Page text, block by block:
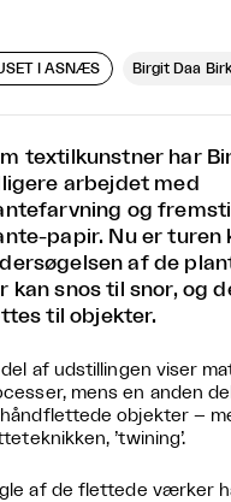
I ASNÆS Birgit Daa
textilkunstner har
arbejdet med
og
papir. Nu er turen
af de
kan snos til snor, og
til objekter.
del af udstillingen viser
mens en anden
håndflettede objekter –
’twining’.
af de flettede værker